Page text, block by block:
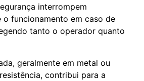
interrompem
o funcionamento em caso de
tanto o operador quanto
geralmente em metal ou
contribui para a